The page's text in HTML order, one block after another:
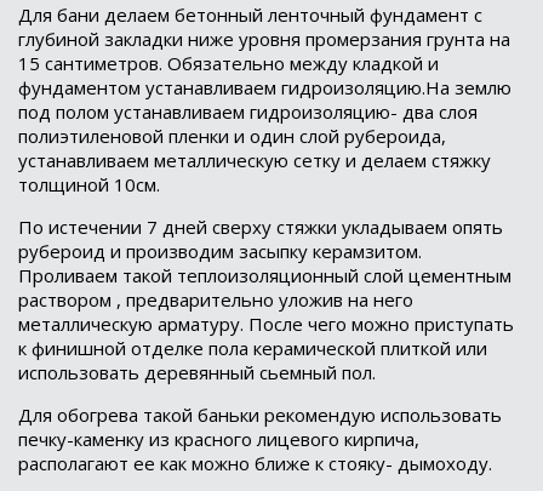
Для бани делаем бетонный ленточный фундамент с
глубиной закладки ниже уровня промерзания грунта на
15 сантиметров. Обязательно между кладкой и
фундаментом устанавливаем гидроизоляцию.На землю
под полом устанавливаем гидроизоляцию- два слоя
полиэтиленовой пленки и один слой рубероида,
устанавливаем металлическую сетку и делаем стяжку
толщиной 10см.
По истечении 7 дней сверху стяжки укладываем опять
рубероид и производим засыпку керамзитом.
Проливаем такой теплоизоляционный слой цементным
раствором , предварительно уложив на него
металлическую арматуру. После чего можно приступать
к финишной отделке пола керамической плиткой или
использовать деревянный сьемный пол.
Для обогрева такой баньки рекомендую использовать
печку-каменку из красного лицевого кирпича,
располагают ее как можно ближе к стояку- дымоходу.